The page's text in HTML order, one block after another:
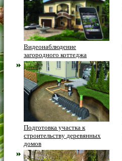
Видеонаблюдение
загородного коттеджа
Подготовка участка к
строительству деревянных
домов